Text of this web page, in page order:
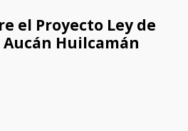
el Proyecto Ley de
Huilcamán